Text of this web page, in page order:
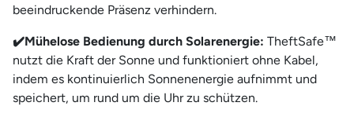
beeindruckende Präsenz verhindern.
✔️Mühelose Bedienung durch Solarenergie: TheftSafe™
nutzt die Kraft der Sonne und funktioniert ohne Kabel,
indem es kontinuierlich Sonnenenergie aufnimmt und
speichert, um rund um die Uhr zu schützen.